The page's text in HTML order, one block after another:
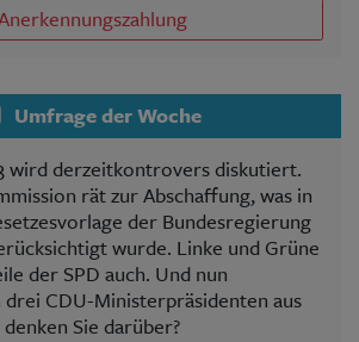
Umfrage der Woche
wird derzeitkontrovers diskutiert.
rät zur Abschaffung, was in
der Bundesregierung
wurde. Linke und Grüne
der SPD auch. Und nun
CDU-Ministerpräsidenten aus
Sie darüber?